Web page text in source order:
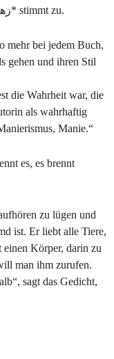
ist Narzissmus, Stil ist Selbstbelügen, er kann weder wahrhaftig sein noch klug.“ زھراء* stimmt zu.
mehr bei jedem Buch,
gehen und ihren Stil
als wahrhaftig
Manie.“
es, es brennt
zu lügen und
ist. Er liebt alle Tiere,
einen Körper, darin zu
man ihm zurufen.
sagt das Gedicht,